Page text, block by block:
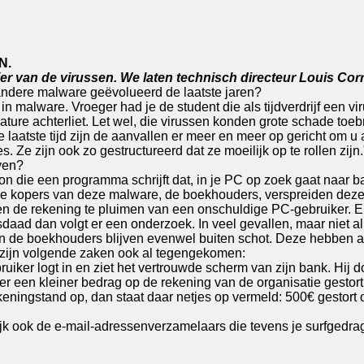
van de virussen. We laten technisch directeur Louis
malware geëvolueerd de laatste jaren?
malware. Vroeger had je de student die als tijdverdrijf een
achterliet. Let wel, die virussen konden grote schade
laatste tijd zijn de aanvallen er meer en meer op gericht om
Ze zijn ook zo gestructureerd dat ze moeilijk op te rollen
die een programma schrijft dat, in je PC op zoek gaat naar
kopers van deze malware, de boekhouders, verspreiden
de rekening te pluimen van een onschuldige PC-gebruiker.
dan volgt er een onderzoek. In veel gevallen, maar niet
boekhouders blijven evenwel buiten schot. Deze hebben
volgende zaken ook al tegengekomen:
logt in en ziet het vertrouwde scherm van zijn bank. Hij
een kleiner bedrag op de rekening van de organisatie
op, dan staat daar netjes op vermeld: 500€
ook de e-mail-adressenverzamelaars die tevens je